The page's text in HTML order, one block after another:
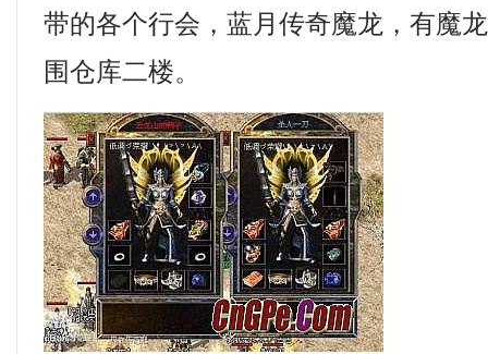
带的各个行会，蓝月传奇魔龙，有魔
围仓库二楼。